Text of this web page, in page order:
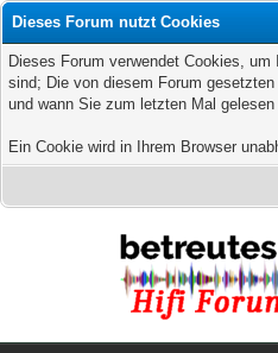
Dieses Forum nutzt Cookies
Dieses Forum verwendet Cookies,
sind; Die von diesem Forum
und wann Sie zum letzten Mal
Ein Cookie wird in Ihrem Browser